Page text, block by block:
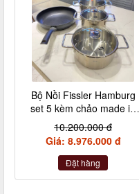
Bộ Nồi Fissler Hamburg
set 5 kèm chảo made in
Germany nội địa Đức
10.200.000 đ
Giá: 8.976.000 đ
Đặt hàng